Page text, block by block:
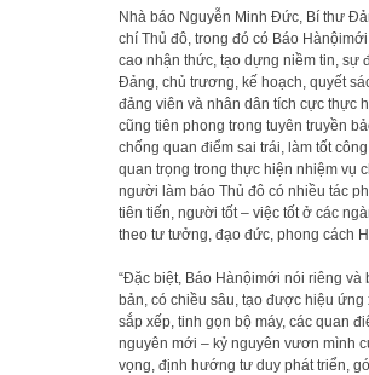
Nhà báo Nguyễn Minh Đức, Bí thư
chí Thủ đô, trong đó có Báo
cao nhận thức, tạo dựng niềm tin, sự
Đảng, chủ trương, kế hoạch, quyết
đảng viên và nhân dân tích cực thực
cũng tiên phong trong tuyên truyền
chống quan điểm sai trái, làm tốt
quan trọng trong thực hiện nhiệm vụ
người làm báo Thủ đô có nhiều tác
tiên tiến, người tốt – việc tốt ở các
theo tư tưởng, đạo đức, phong cách
“Đặc biệt, Báo Hànộimới nói riêng và
bản, có chiều sâu, tạo được hiệu
sắp xếp, tinh gọn bộ máy, các quan
nguyên mới – kỷ nguyên vươn mình
vọng, định hướng tư duy phát triển,